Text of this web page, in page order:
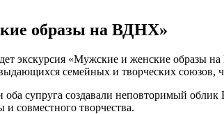
образы на ВДНХ»
экскурсия «Мужские и женские образы
выдающихся семейных и творческих
оба супруга создавали неповторимый
совместного творчества.